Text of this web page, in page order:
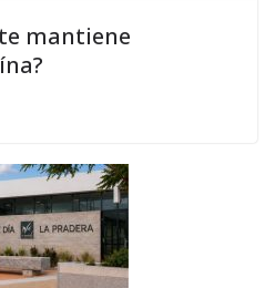
mantiene